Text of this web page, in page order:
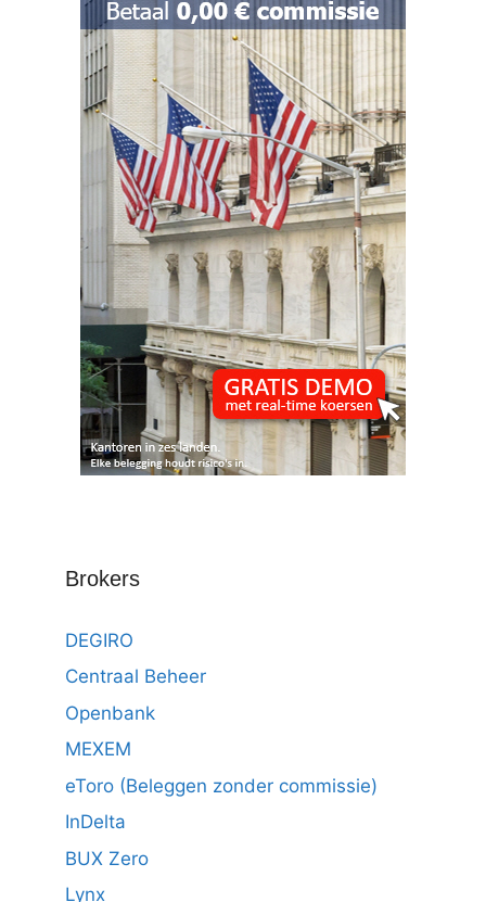
Brokers
DEGIRO
Centraal Beheer
Openbank
MEXEM
eToro (Beleggen zonder commissie)
InDelta
BUX Zero
Lynx